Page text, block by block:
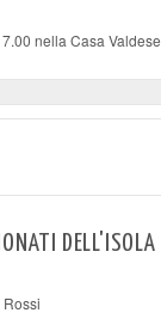
nella Casa
DELL'ISOLA